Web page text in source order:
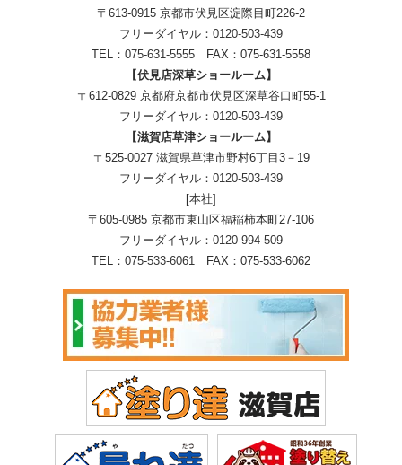
〒613-0915 京都市伏見区淀際目町226-2
フリーダイヤル： 0120-503-439
TEL： 075-631-5555 FAX：075-631-5558
【伏見店深草ショールーム】
〒612-0829 京都府京都市伏見区深草谷口町55-1
フリーダイヤル： 0120-503-439
【滋賀店草津ショールーム】
〒525-0027 滋賀県草津市野村6丁目3－19
フリーダイヤル： 0120-503-439
[本社]
〒605-0985 京都市東山区福稲柿本町27-106
フリーダイヤル： 0120-994-509
TEL： 075-533-6061 FAX：075-533-6062